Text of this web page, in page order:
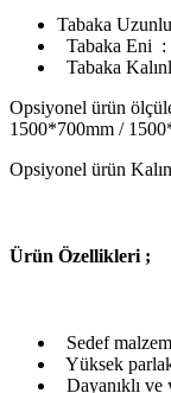
Tabaka
Tabaka Eni :
Tabaka
Opsiyonel ürün
1500*700mm /
Opsiyonel ürün
Ürün Özellikleri ;
Sedef
Yüksek
Dayanıklı